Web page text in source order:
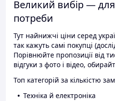
Великий вибір — для
потреби
Тут найнижчі ціни серед
так кажуть самі покупці
Порівнюйте пропозиції від
відгуки з фото і відео,
Топ категорій за кількістю
Техніка й електроніка